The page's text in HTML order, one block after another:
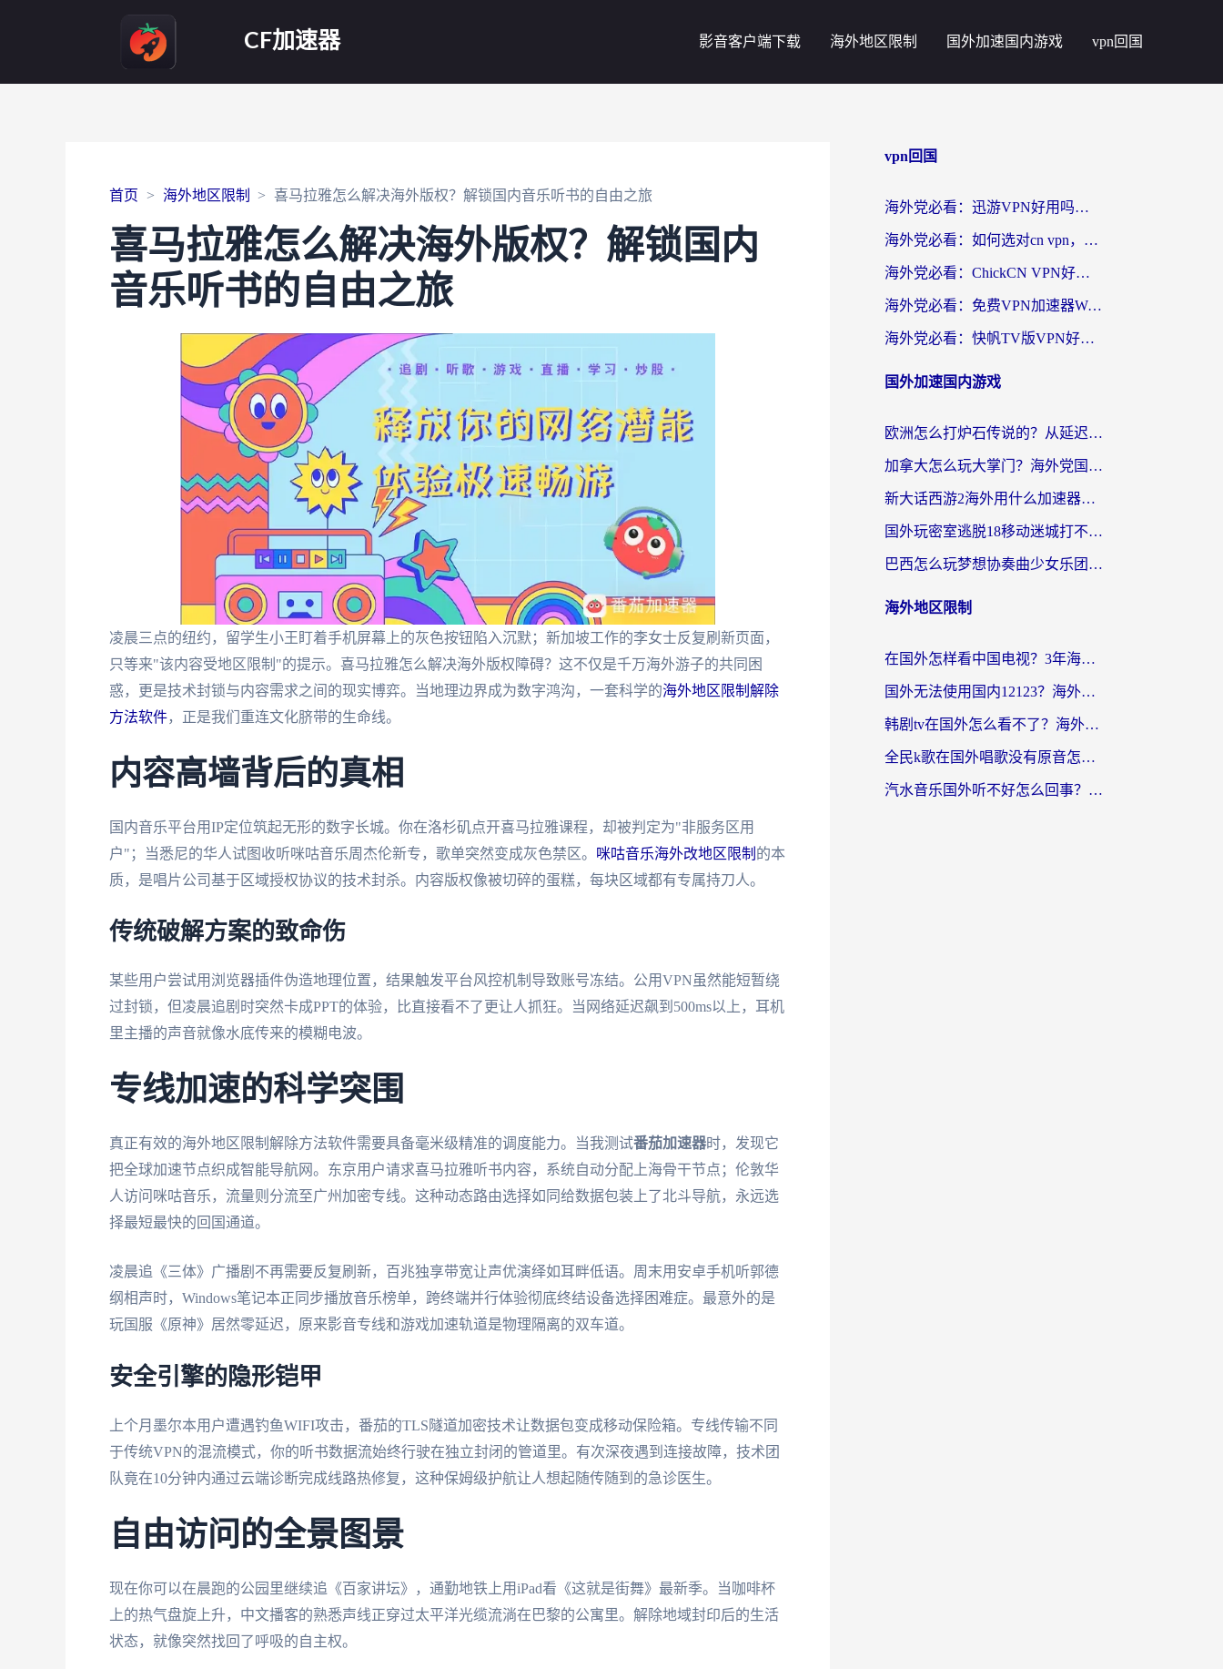
CF加速器 影音客户端下载 海外地区限制 国外加速国内游戏 vpn回国
首页 海外地区限制 喜马拉雅怎么解决海外版权？解锁国内音乐听书的自由之旅
喜马拉雅怎么解决海外版权？解锁国内
音乐听书的自由之旅
凌晨三点的纽约，留学生小王盯着手机屏幕上的灰色按钮陷入沉默；新加坡工作的李女士反复刷新页面，
只等来"该内容受地区限制"的提示。喜马拉雅怎么解决海外版权障碍？这不仅是千万海外游子的共同困
惑，更是技术封锁与内容需求之间的现实博弈。当地理边界成为数字鸿沟，一套科学的海外地区限制解除
方法软件，正是我们重连文化脐带的生命线。
内容高墙背后的真相
国内音乐平台用IP定位筑起无形的数字长城。你在洛杉矶点开喜马拉雅课程，却被判定为"非服务区用
户"；当悉尼的华人试图收听咪咕音乐周杰伦新专，歌单突然变成灰色禁区。 咪咕音乐海外改地区限制 的本
质，是唱片公司基于区域授权协议的技术封杀。内容版权像被切碎的蛋糕，每块区域都有专属持刀人。
传统破解方案的致命伤
某些用户尝试用浏览器插件伪造地理位置，结果触发平台风控机制导致账号冻结。公用VPN虽然能短暂绕
过封锁，但凌晨追剧时突然卡成PPT的体验，比直接看不了更让人抓狂。当网络延迟飙到500ms以上，耳机
里主播的声音就像水底传来的模糊电波。
专线加速的科学突围
真正有效的海外地区限制解除方法软件需要具备毫米级精准的调度能力。当我测试番茄加速器时，发现它
把全球加速节点织成智能导航网。东京用户请求喜马拉雅听书内容，系统自动分配上海骨干节点；伦敦华
人访问咪咕音乐，流量则分流至广州加密专线。这种动态路由选择如同给数据包装上了北斗导航，永远选
择最短最快的回国通道。
凌晨追《三体》广播剧不再需要反复刷新，百兆独享带宽让声优演绎如耳畔低语。周末用安卓手机听郭德
纲相声时，Windows笔记本正同步播放音乐榜单，跨终端并行体验彻底终结设备选择困难症。最意外的是
玩国服《原神》居然零延迟，原来影音专线和游戏加速轨道是物理隔离的双车道。
安全引擎的隐形铠甲
上个月墨尔本用户遭遇钓鱼WIFI攻击，番茄的TLS隧道加密技术让数据包变成移动保险箱。专线传输不同
于传统VPN的混流模式，你的听书数据流始终行驶在独立封闭的管道里。有次深夜遇到连接故障，技术团
队竟在10分钟内通过云端诊断完成线路热修复，这种保姆级护航让人想起随传随到的急诊医生。
自由访问的全景图景
现在你可以在晨跑的公园里继续追《百家讲坛》，通勤地铁上用iPad看《这就是街舞》最新季。当咖啡杯
上的热气盘旋上升，中文播客的熟悉声线正穿过太平洋光缆流淌在巴黎的公寓里。解除地域封印后的生活
状态，就像突然找回了呼吸的自主权。
vpn回国
海外党必看：迅游VPN好用吗？和番茄加速器VPN对比哪个回国效果更好？
海外党必看：如何选对cn vpn，轻松解锁国内影音游戏？
海外党必看：ChickCN VPN好用吗？和星河VPN对比哪个回国效果更好？附真实体验+避坑指南
海外党必看：免费VPN加速器Windows版怎么选？附真实测评与无缝访问国内资源指南
海外党必看：快帆TV版VPN好用吗？和hi龟龟VPN对比哪个回国效果更好？附免费加速器选择指南
国外加速国内游戏
欧洲怎么打炉石传说的？从延迟999到丝滑上分，我找到了靠谱加速器
加拿大怎么玩大掌门？海外党国服游戏加速避坑指南（附实用工具推荐）
新大话西游2海外用什么加速器登录？老玩家亲测有效的国服游戏加速指南
国外玩密室逃脱18移动迷城打不开怎么办？海外玩家亲测有效的解决指南
巴西怎么玩梦想协奏曲少女乐团派对？海外党必看的国服游戏加速全攻略（附波兰天涯明月刀实用技巧）
海外地区限制
在国外怎样看中国电视？3年海外党亲测有效的追剧加速器指南
国外无法使用国内12123？海外华人必看：选对回国加速器，解决迪拜语音+12123访问难题
韩剧tv在国外怎么看不了？海外党追剧自由的终极解决方案来了
全民k歌在国外唱歌没有原音怎么办？别让地域限制毁了你的麦霸时刻
汽水音乐国外听不好怎么回事？海外党亲测有效的回国加速方案来了